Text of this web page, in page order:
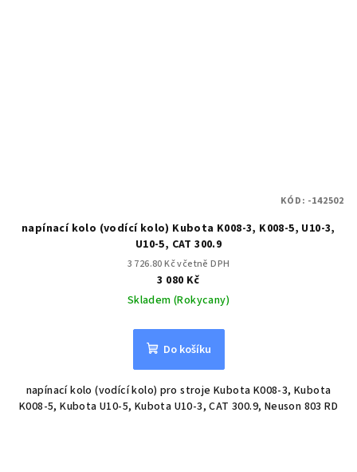
napínací kolo (vodící kolo) Kubota K008-3, K008-5, U10-3,
U10-5, CAT 300.9
3 726.80 Kč včetně DPH
3 080 Kč
Skladem (Rokycany)
Do košíku
napínací kolo (vodící kolo) pro stroje Kubota K008-3, Kubota
K008-5, Kubota U10-5, Kubota U10-3, CAT 300.9, Neuson 803 RD
KÓD: -142502